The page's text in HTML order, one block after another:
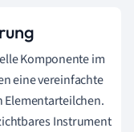
Komponente im
eine vereinfachte
Elementarteilchen.
Instrument